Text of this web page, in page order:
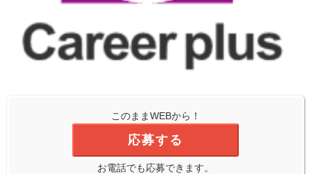
このままWEBから！
応募する
お電話でも応募できます。